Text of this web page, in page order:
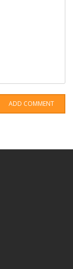
ADD COMMENT